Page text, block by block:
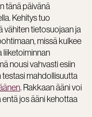
tänä päivänä
Kehitys tuo
vähiten tietosuojaan ja
missä kulkee
liiketoiminnan
nousi vahvasti esiin
testasi mahdollisuutta
. Rakkaan ääni voi
jos ääni kehottaa